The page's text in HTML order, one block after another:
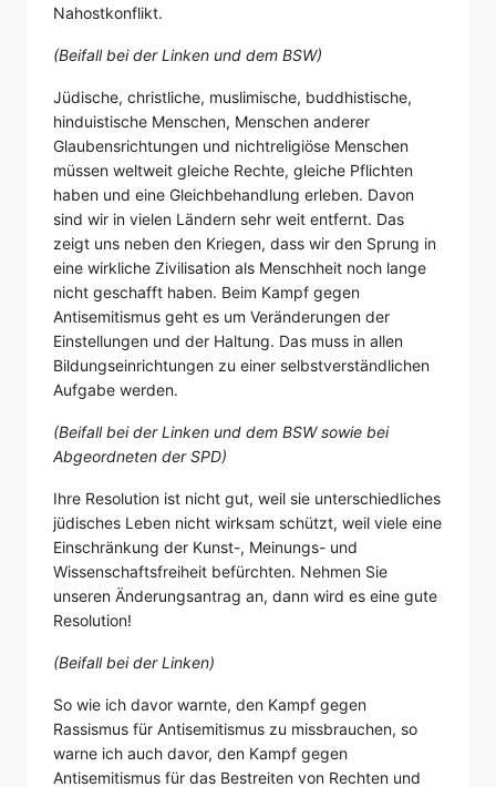
Nahostkonflikt.
(Beifall bei der Linken und dem BSW)
Jüdische, christliche, muslimische, buddhistische,
hinduistische Menschen, Menschen anderer
Glaubensrichtungen und nichtreligiöse Menschen
müssen weltweit gleiche Rechte, gleiche Pflichten
haben und eine Gleichbehandlung erleben. Davon
sind wir in vielen Ländern sehr weit entfernt. Das
zeigt uns neben den Kriegen, dass wir den Sprung in
eine wirkliche Zivilisation als Menschheit noch lange
nicht geschafft haben. Beim Kampf gegen
Antisemitismus geht es um Veränderungen der
Einstellungen und der Haltung. Das muss in allen
Bildungseinrichtungen zu einer selbstverständlichen
Aufgabe werden.
(Beifall bei der Linken und dem BSW sowie bei
Abgeordneten der SPD)
Ihre Resolution ist nicht gut, weil sie unterschiedliches
jüdisches Leben nicht wirksam schützt, weil viele eine
Einschränkung der Kunst-, Meinungs- und
Wissenschaftsfreiheit befürchten. Nehmen Sie
unseren Änderungsantrag an, dann wird es eine gute
Resolution!
(Beifall bei der Linken)
So wie ich davor warnte, den Kampf gegen
Rassismus für Antisemitismus zu missbrauchen, so
warne ich auch davor, den Kampf gegen
Antisemitismus für das Bestreiten von Rechten und